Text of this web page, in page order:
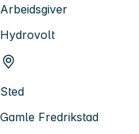
Arbeidsgiver
Hydrovolt
Sted
Gamle Fredrikstad